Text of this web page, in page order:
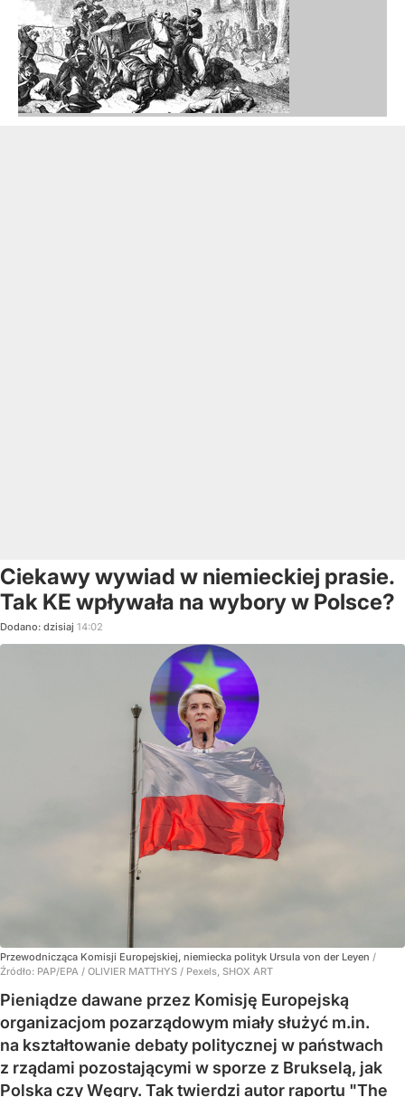
Ciekawy wywiad w niemieckiej prasie.
Tak KE wpływała na wybory w Polsce?
Dodano: dzisiaj 14:02
Przewodnicząca Komisji Europejskiej, niemiecka polityk Ursula von der Leyen /
Źródło: PAP/EPA / OLIVIER MATTHYS / Pexels, SHOX ART
Pieniądze dawane przez Komisję Europejską
organizacjom pozarządowym miały służyć m.in.
na kształtowanie debaty politycznej w państwach
z rządami pozostającymi w sporze z Brukselą, jak
Polska czy Węgry. Tak twierdzi autor raportu "The